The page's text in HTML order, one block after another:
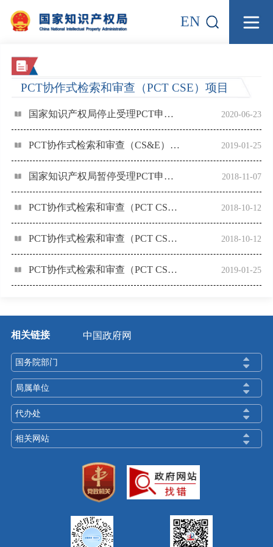
EN
PCT协作式检索和审查（PCT CSE）项目
国家知识产权局停止受理PCT申请参与PCT协作式检索和审查（CS&E）试点的通知 2020-06-23
PCT协作式检索和审查（CS&E）试点将于2019年3月1日重启 2019-01-25
国家知识产权局暂停受理PCT申请参与PCT协作式检索和审查(CS&E)试点的通知 2018-11-07
PCT协作式检索和审查（PCT CS&E）宣传手册（2018） 2018-10-12
PCT协作式检索和审查（PCT CS&E）试点项目用户指南（英文PCT申请版） 2018-10-12
PCT协作式检索和审查（PCT CS&E）试点项目用户指南（中文PCT申请版） 2019-01-25
相关链接 中国政府网
国务院部门
局属单位
代办处
相关网站